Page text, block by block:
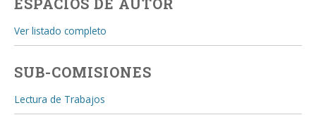
Ver listado completo
SUB-COMISIONES
Lectura de Trabajos